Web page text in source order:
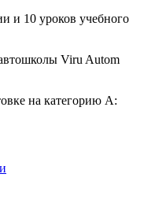
и 10 уроков учебного
Viru Autom
на категорию А: